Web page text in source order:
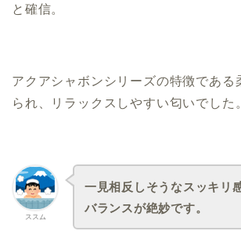
と確信。
アクアシャボンシリーズの特徴である
られ、リラックスしやすい匂いでした。
ススム
一見相反しそうなスッキリ
バランスが絶妙です。